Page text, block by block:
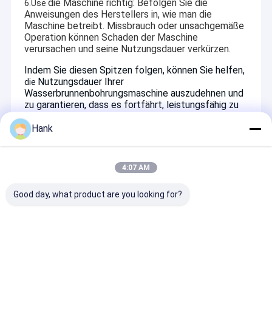
6.Use die Maschine richtig: Befolgen Sie die
Anweisungen des Herstellers in, wie man die
Maschine betreibt. Missbrauch oder unsachgemäße
Operation können Schaden der Maschine
verursachen und seine Nutzungsdauer verkürzen.
Indem Sie diesen Spitzen folgen, können Sie helfen,
die NutzungsdauerIhrer
Wasserbrunnenbohrungsmaschine auszudehnen und
zu garantieren, dass es fortfährt, leistungsfähig zu
funktionieren.
Hank
4:07 AM
Good day, what product are you looking for?